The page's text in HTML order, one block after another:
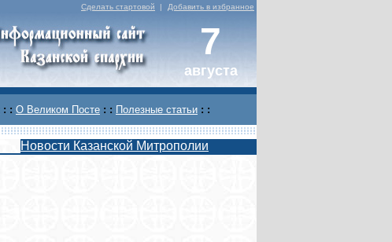
Сделать стартовой | Добавить в избранное
7
августа
: : О Великом Посте : : Полезные статьи : :
Новости Казанской Митрополии